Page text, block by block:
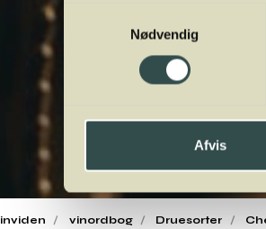
Nødvendig
Afvis
vinordbog Druesorter